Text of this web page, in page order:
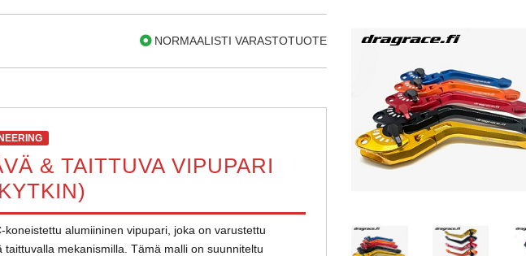
NORMAALISTI VARASTOTUOTE
& TAITTUVA VIPUPARI
koneistettu alumiininen vipupari, joka on varustettu
taittuvalla mekanismilla. Tämä malli on suunniteltu